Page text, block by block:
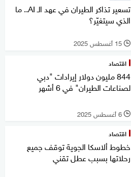
تسعير تذاكر الطيران في عهد الـ AI.. ما
الذي سيتغيّر؟
l 15 أغسطس 2025
اقتصاد
844 مليون دولار إيرادات "دبي
لصناعات الطيران" في 6 أشهر
l 6 أغسطس 2025
اقتصاد
خطوط ألاسكا الجوية توقف جميع
رحلاتها بسبب عطل تقني